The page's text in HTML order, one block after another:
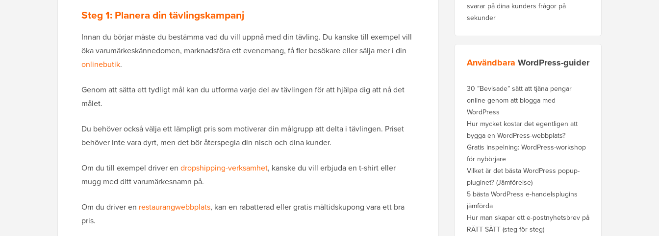
Steg 1: Planera din tävlingskampanj
Innan du börjar måste du bestämma vad du vill uppnå med din tävling. Du kanske till exempel vill
öka varumärkeskännedomen, marknadsföra ett evenemang, få fler besökare eller sälja mer i din
onlinebutik.
Genom att sätta ett tydligt mål kan du utforma varje del av tävlingen för att hjälpa dig att nå det
målet.
Du behöver också välja ett lämpligt pris som motiverar din målgrupp att delta i tävlingen. Priset
behöver inte vara dyrt, men det bör återspegla din nisch och dina kunder.
Om du till exempel driver en dropshipping-verksamhet, kanske du vill erbjuda en t-shirt eller
mugg med ditt varumärkesnamn på.
Om du driver en restaurangwebbplats, kan en rabatterad eller gratis måltidskupong vara ett bra
pris.
svarar på dina kunders frågor på
sekunder
Användbara WordPress-guider
30 ”Bevisade” sätt att tjäna pengar
online genom att blogga med
WordPress
Hur mycket kostar det egentligen att
bygga en WordPress-webbplats?
Gratis inspelning: WordPress-workshop
för nybörjare
Vilket är det bästa WordPress popup-
pluginet? (Jämförelse)
5 bästa WordPress e-handelsplugins
jämförda
Hur man skapar ett e-postnyhetsbrev på
RÄTT SÄTT (steg för steg)